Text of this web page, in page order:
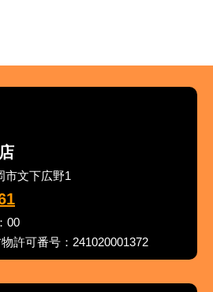
市文下広野1
00
許可番号：241020001372